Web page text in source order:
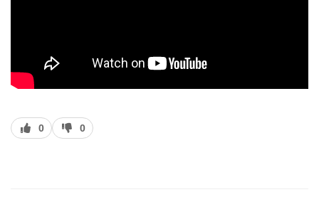
J’aime
0
J’aime
pas
0